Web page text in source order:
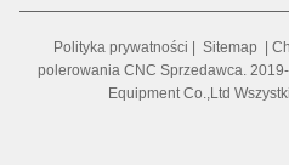
Polityka prywatności | Sitemap
polerowania CNC Sprzedawca. 2019-2026 Xiamen DingZhu Intelligent
Equipment Co.,Ltd